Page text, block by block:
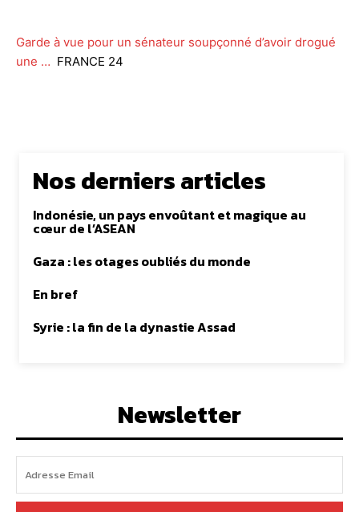
Garde à vue pour un sénateur soupçonné d’avoir drogué
une … FRANCE 24
Nos derniers articles
Indonésie, un pays envoûtant et magique au
cœur de l’ASEAN
Gaza : les otages oubliés du monde
En bref
Syrie : la fin de la dynastie Assad
Newsletter